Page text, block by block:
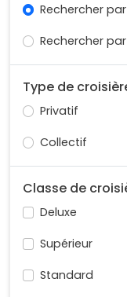
Rechercher
Rechercher
Type de
Privatif
Collectif
Classe de
Deluxe
Supérieur
Standard